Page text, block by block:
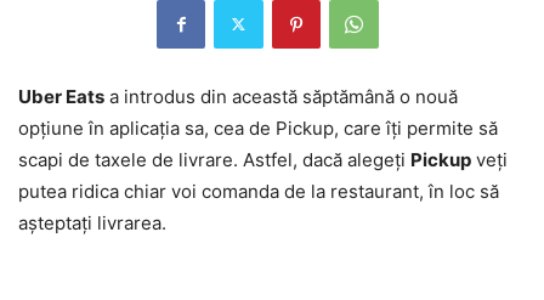
Uber Eats a introdus din această săptămână o nouă
opţiune în aplicaţia sa, cea de Pickup, care îţi permite să
scapi de taxele de livrare. Astfel, dacă alegeţi Pickup veţi
putea ridica chiar voi comanda de la restaurant, în loc să
aşteptaţi livrarea.